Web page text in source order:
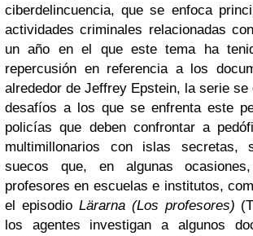
ciberdelincuencia, que se enfoca
actividades criminales relacionadas
un año en el que este tema ha
repercusión en referencia a los
alrededor de Jeffrey Epstein, la serie se
desafíos a los que se enfrenta este
policías que deben confrontar a
multimillonarios con islas secretas,
suecos que, en algunas
profesores en escuelas e institutos,
el episodio Lärarna (Los profesores)
los agentes investigan a algunos